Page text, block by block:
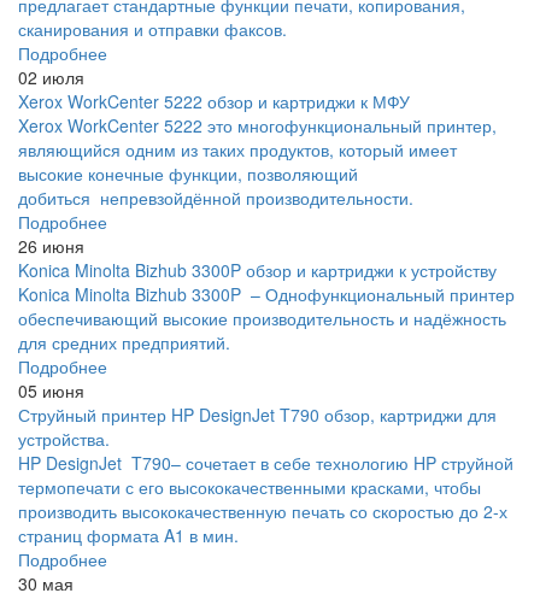
предлагает стандартные функции печати, копирования,
сканирования и отправки факсов.
Подробнее
02 июля
Xerox WorkCenter 5222 обзор и картриджи к МФУ
Xerox WorkCenter 5222 это многофункциональный принтер,
являющийся одним из таких продуктов, который имеет
высокие конечные функции, позволяющий
добиться непревзойдённой производительности.
Подробнее
26 июня
Konica Minolta Bizhub 3300P обзор и картриджи к устройству
Konica Minolta Bizhub 3300P – Однофункциональный принтер
обеспечивающий высокие производительность и надёжность
для средних предприятий.
Подробнее
05 июня
Струйный принтер HP DesignJet T790 обзор, картриджи для
устройства.
HP DesignJet T790– сочетает в себе технологию HP струйной
термопечати с его высококачественными красками, чтобы
производить высококачественную печать со скоростью до 2-х
страниц формата A1 в мин.
Подробнее
30 мая